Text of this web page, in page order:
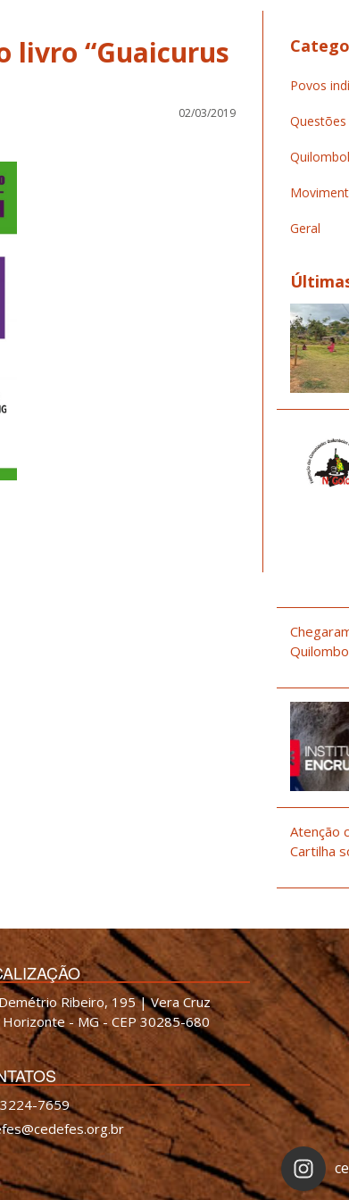
livro “Guaicurus
02/03/2019
Povos
Geral
Atenção
Cartilha
Ribeiro, 195 | Vera Cruz
- MG - CEP 30285-680
7659